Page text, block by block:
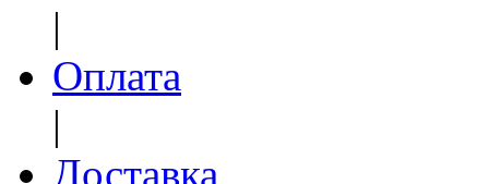
|
Оплата
|
Доставка